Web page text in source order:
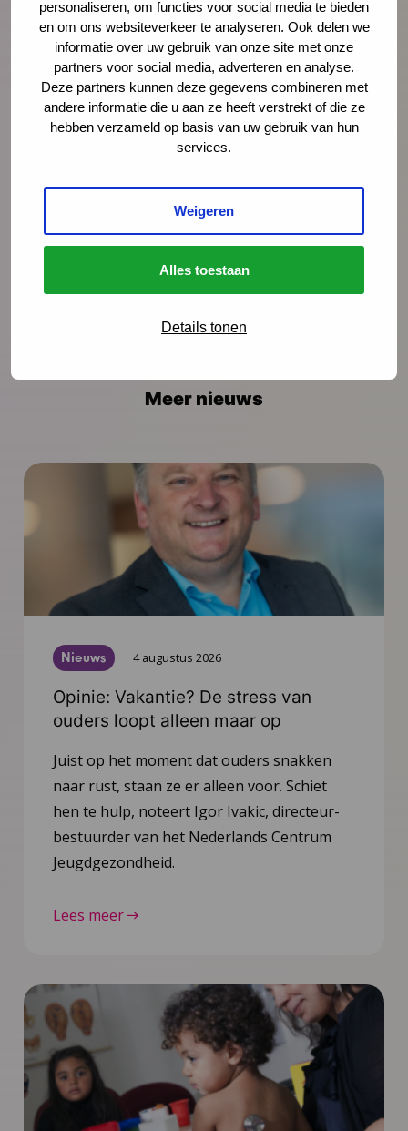
personaliseren, om functies voor social media te bieden
en om ons websiteverkeer te analyseren. Ook delen we
informatie over uw gebruik van onze site met onze
partners voor social media, adverteren en analyse.
Deze partners kunnen deze gegevens combineren met
andere informatie die u aan ze heeft verstrekt of die ze
hebben verzameld op basis van uw gebruik van hun
services.
Weigeren
Alles toestaan
Details tonen
Meer nieuws
Nieuws 4 augustus 2026
Opinie: Vakantie? De stress van
ouders loopt alleen maar op
Juist op het moment dat ouders snakken
naar rust, staan ze er alleen voor. Schiet
hen te hulp, noteert Igor Ivakic, directeur-
bestuurder van het Nederlands Centrum
Jeugdgezondheid.
Lees meer